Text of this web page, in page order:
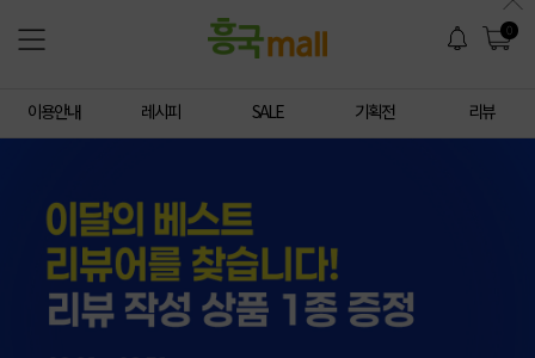
0
이용안내 레시피 SALE 기획전 리뷰